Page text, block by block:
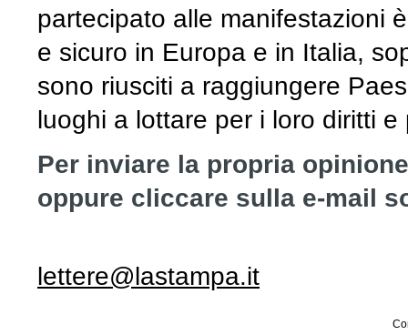
partecipato alle manifestazioni
e sicuro in Europa e in Italia,
sono riusciti a raggiungere
luoghi a lottare per i loro diritti
Per inviare la propria
oppure cliccare sulla e-mail
lettere@lastampa.it